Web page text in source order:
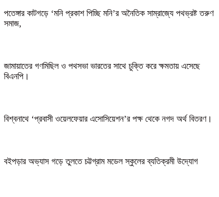
পতেঙ্গার কাটগড়ে ‘মনি প্রকাশ পিচ্ছি মনি’র অনৈতিক সাম্রাজ্যে পথভ্রষ্ট তরুণ
সমাজ,
জামায়াতের গণমিছিল ও পথসভা ভারতের সাথে চুক্তি করে ক্ষমতায় এসেছে
বিএনপি।
বিশ্বনাথে ‘প্রবাসী ওয়েলফেয়ার এসোসিয়েশন’র পক্ষ থেকে নগদ অর্থ বিতরণ।
বইপড়ার অভ্যাস গড়ে তুলতে চট্টগ্রাম মডেল স্কুলের ব্যতিক্রমী উদ্যোগ